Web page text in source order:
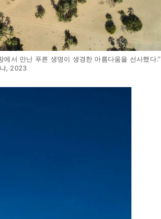
서 만난 푸른 생명이 생경한 아름다움을 선사했다.”
, 2023